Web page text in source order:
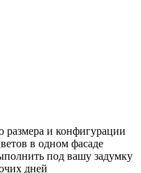
размера и конфигурации
в одном фасаде
под вашу задумку
дней